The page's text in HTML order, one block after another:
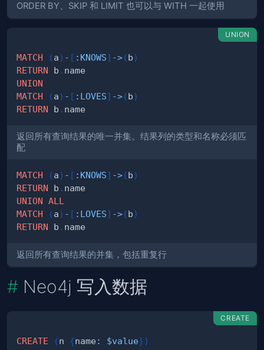
ORDER BY、SKIP 和 LIMIT 也可以与 WITH 一起使用
UNION
MATCH (a) - [ : KNOWS] ->(b)
RETURN b .
UNION
MATCH
(a) - [ : LOVES] ->(b)
RETURN b .
返回所有查询结果的唯一并集。结果列的类型和名称必须匹
配
MATCH (a) - [ : KNOWS] ->(b)
RETURN b .
UNION ALL
MATCH
(a) - [ : LOVES] ->(b)
RETURN b .
返回所有查询结果的并集，包括重复行
Neo4j 写入数据
CREATE
CREATE (n {name : $value})